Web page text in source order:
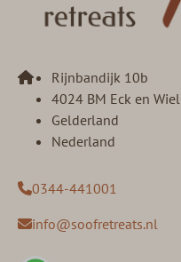
Rijnbandijk 10b
4024 BM Eck en Wiel
Gelderland
Nederland
0344-441001
info@soofretreats.nl